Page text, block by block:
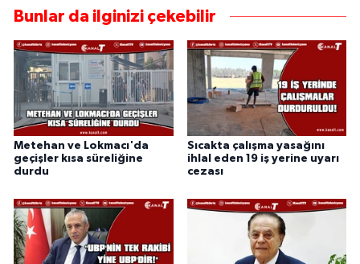
Bunlar da ilginizi çekebilir
Metehan ve Lokmacı'da
geçişler kısa süreliğine
durdu
Sıcakta çalışma yasağını
ihlal eden 19 iş yerine uyarı
cezası